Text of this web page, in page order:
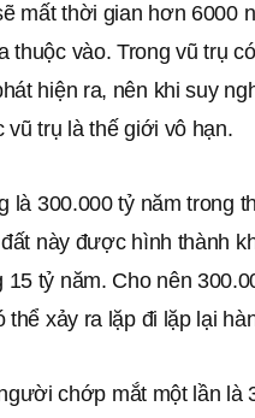
mất thời gian hơn 6000
thuộc vào. Trong vũ trụ
hiện ra, nên khi suy
vũ trụ là thế giới vô hạn.
là 300.000 tỷ năm trong
này được hình thành
tỷ năm. Cho nên
xảy ra lặp đi lặp lại
chớp mắt một lần là